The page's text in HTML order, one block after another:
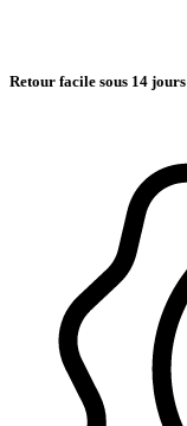
Retour facile sous 14 jours